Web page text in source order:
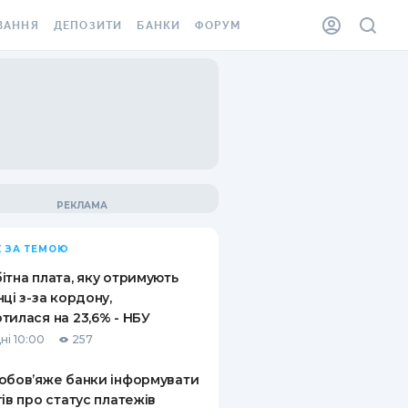
ВІНЬЄТКА
ВІД
ВИПАДКІВ
ДЕПОЗИТИ
ПИТАННЯ ТА ВІДПОВІДІ
ПУТІВНИКИ ПО
ЗАОЩАДЖЕННЯМ
БАНКИ ФОРУМ
ЗА ТЕМОЮ
плата, яку отримують
з-за кордону,
на 23,6% - НБУ
10:00 257
банки інформувати
про статус платежів